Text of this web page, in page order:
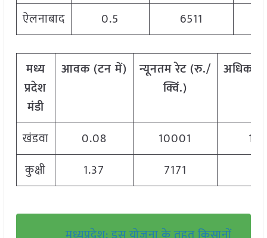
ऐलनाबाद
0.5 6511
मध्य
प्रदेश
मंडी
आवक (टनमें) न्यूनतमरेट (रु./
क्विं.)
अधिकतम
खंडवा 0.08 10001
कुक्षी
1.37 7171